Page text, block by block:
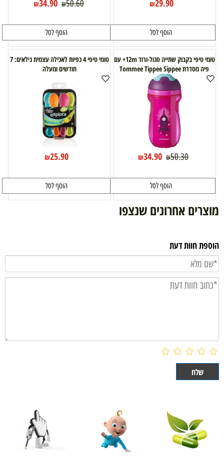
₪29.90
הוסף לסל
₪50.60
₪34.90
הוסף לסל
טומי טיפי בקבוק שתייה סגול-ורוד 12m+ עם
פיה מסדרת Tommee Tippee Sippee
₪50.30
₪34.90
הוסף לסל
טומי טיפי 4 כפיות לאכילה עצמית גילאים: 7
חודשים ומעלה
₪25.90
הוסף לסל
מוצרים אחרונים שנצפו
הוספת חוות דעת